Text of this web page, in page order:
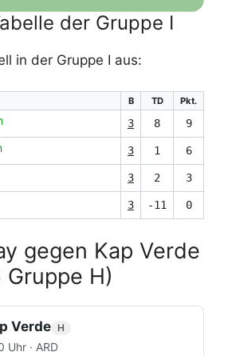
der Gruppe I
in der Gruppe I aus:
B TD Pkt.
3 8 9
3 1 6
3 2 3
3 -11 0
gegen Kap Verde
H)
Verde H
Uhr · ARD